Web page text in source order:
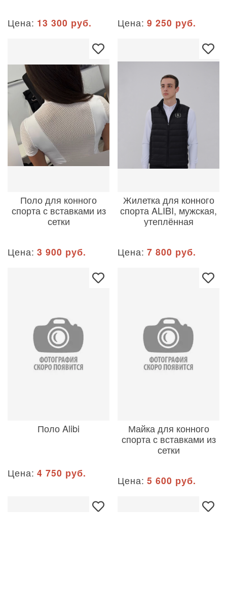
Цена: 13 300 руб. Цена: 9 250 руб.
Поло для конного
спорта с вставками из
сетки
Цена: 3 900 руб.
Жилетка для конного
спорта ALIBI, мужская,
утеплённая
Цена: 7 800 руб.
Поло Alibi
Цена: 4 750 руб.
Майка для конного
спорта с вставками из
сетки
Цена: 5 600 руб.